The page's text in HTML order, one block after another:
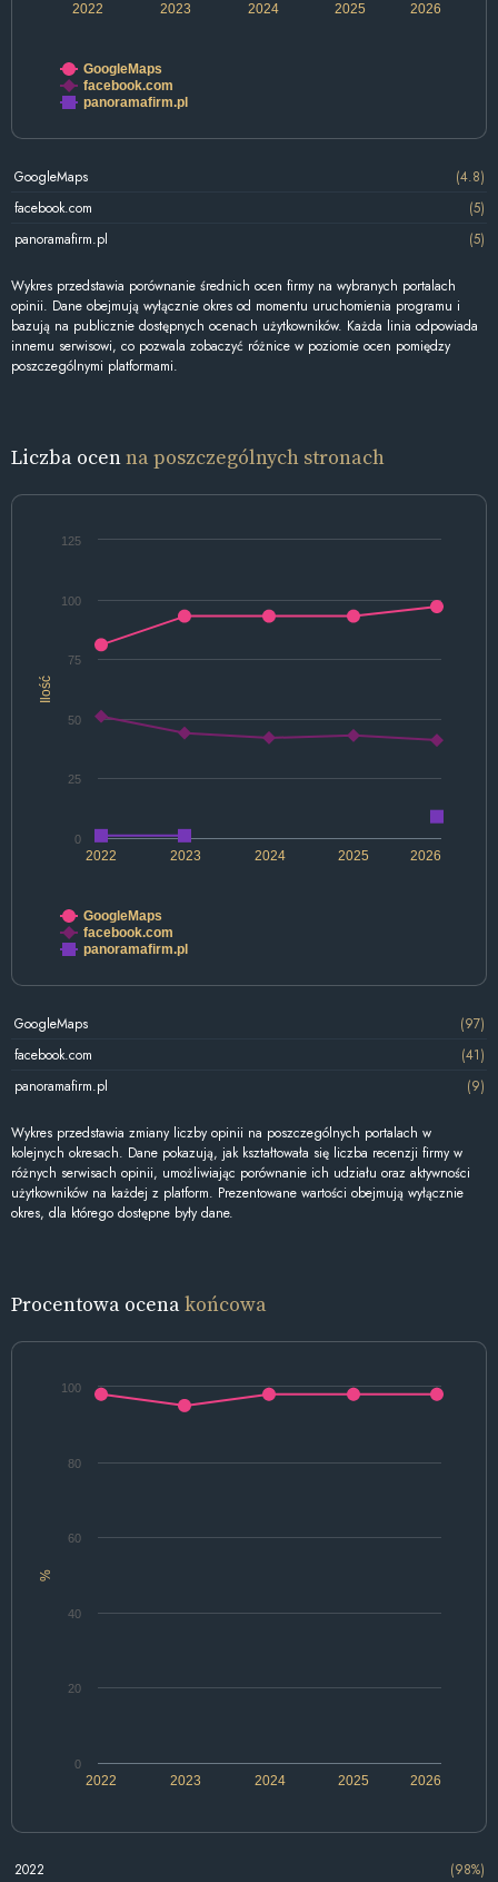
2022 2024 2026
2023 2025
GoogleMaps
facebook.com
panoramafirm.pl
GoogleMaps
(4.8)
facebook.com
(5)
panoramafirm.pl
(5)
Wykres przedstawia porównanie średnich ocen firmy na wybranych portalach
opinii. Dane obejmują wyłącznie okres od momentu uruchomienia programu i
bazują na publicznie dostępnych ocenach użytkowników. Każda linia odpowiada
innemu serwisowi, co pozwala zobaczyć różnice w poziomie ocen pomiędzy
poszczególnymi platformami.
Liczba ocenna poszczególnych stronach
Ilość
2022 2024 2026
2023 2025
0
100
25
50
75
125
GoogleMaps
facebook.com
panoramafirm.pl
GoogleMaps
(97)
facebook.com
(41)
panoramafirm.pl
(9)
Wykres przedstawia zmiany liczby opinii na poszczególnych portalach w
kolejnych okresach. Dane pokazują, jak kształtowała się liczba recenzji firmy w
różnych serwisach opinii, umożliwiając porównanie ich udziału oraz aktywności
użytkowników na każdej z platform. Prezentowane wartości obejmują wyłącznie
okres, dla którego dostępne były dane.
Procentowa ocenakońcowa
%
2022 2024 2026
2023 2025
0
20
40
60
80
100
2022
(98%)